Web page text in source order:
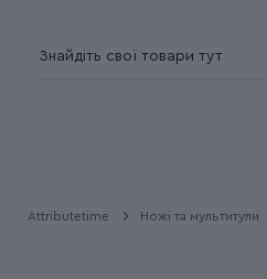
Attributetime Ножі та мультитули